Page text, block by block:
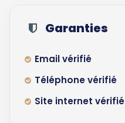
Garanties
Email vérifié
Téléphone vérifié
Site internet vérifié